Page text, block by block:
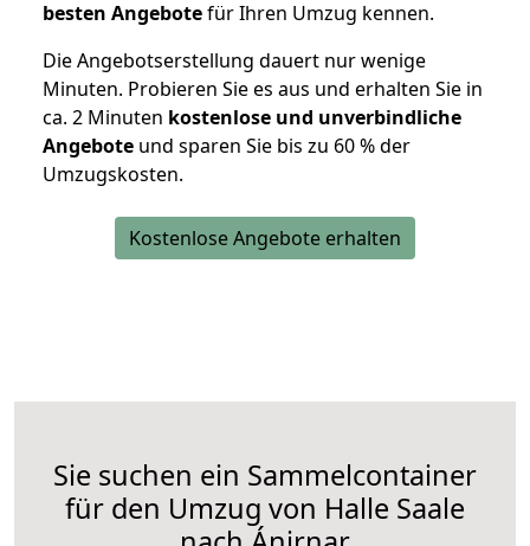
besten Angebotefür Ihren Umzug kennen.
Die Angebotserstellung dauert nur wenige
Minuten. Probieren Sie es aus und erhalten Sie in
ca. 2 Minuten kostenlose und unverbindliche
Angebote und sparen Sie bis zu 60 % der
Umzugskosten.
Kostenlose Angebote erhalten
Sie suchen ein Sammelcontainer
für den Umzug von Halle Saale